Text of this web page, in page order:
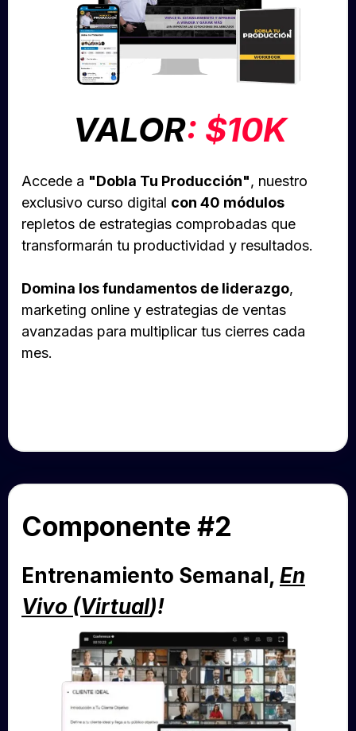
VALOR: $10K
Accede a "Dobla Tu Producción", nuestro
exclusivo curso digital con 40 módulos
repletos de estrategias comprobadas que
transformarán tu productividad y resultados.
Domina los fundamentos de liderazgo,
marketing online y estrategias de ventas
avanzadas para multiplicar tus cierres cada
mes.
Componente #2
Entrenamiento Semanal, En
Vivo (Virtual)!